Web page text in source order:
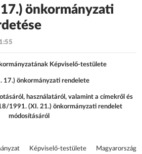
önkormányzati
Képviselő-testülete
17.) önkormányzati rendelete
használatáról, valamint a címekről és
1991. (XI. 21.) önkormányzati rendelet
módosításáról
Képviselő-testülete Magyarország